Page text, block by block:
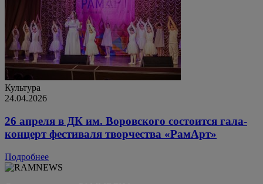
Культура
24.04.2026
26 апреля в ДК им. Воровского состоится гала-
концерт фестиваля творчества «РамАрт»
Подробнее